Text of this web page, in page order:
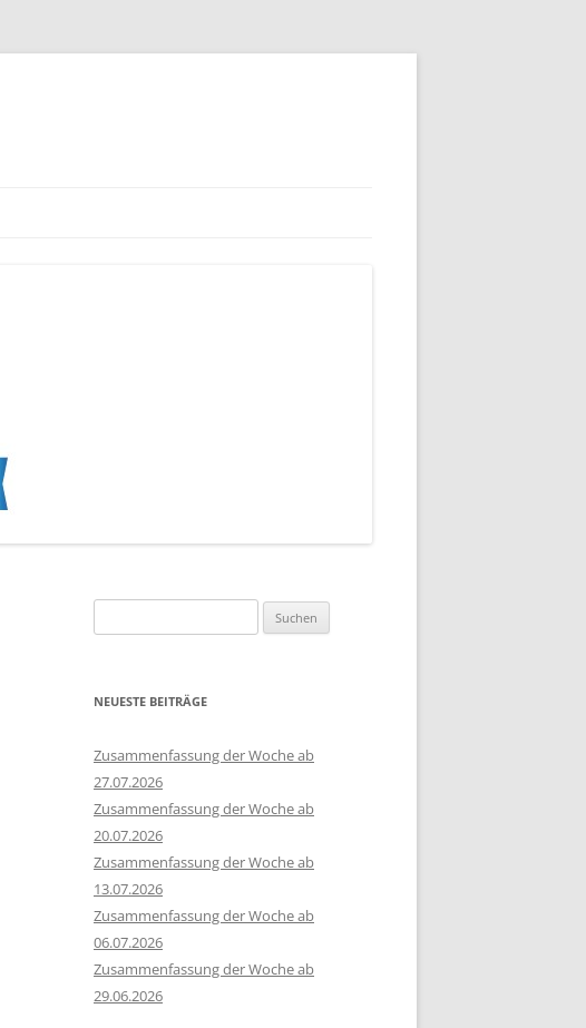
nach:
NEUESTE BEITRÄGE
Zusammenfassung der Woche ab
27.07.2026
Zusammenfassung der Woche ab
20.07.2026
Zusammenfassung der Woche ab
13.07.2026
Zusammenfassung der Woche ab
06.07.2026
Zusammenfassung der Woche ab
29.06.2026